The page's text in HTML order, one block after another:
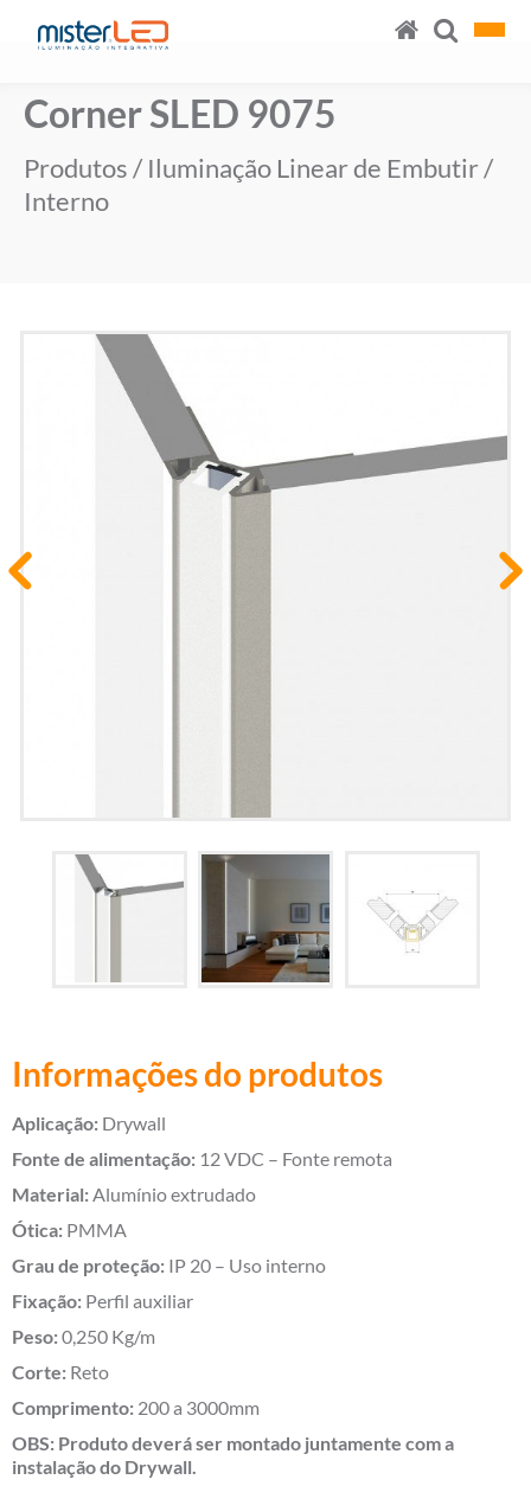
Corner SLED 9075
Produtos/ Iluminação Linear de Embutir/
Interno
Informações do produtos
Aplicação: Drywall
Fonte de alimentação: 12 VDC – Fonte remota
Material:Alumínio extrudado
Ótica: PMMA
Grau de proteção: IP 20 – Uso interno
Fixação: Perfil auxiliar
Peso:0,250 Kg/m
Corte: Reto
Comprimento: 200 a 3000mm
OBS: Produto deverá ser montado juntamente com a
instalação do Drywall.